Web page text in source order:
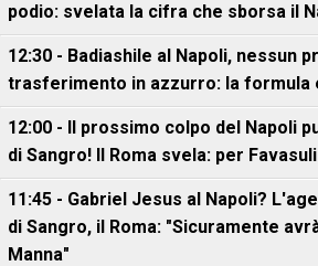
podio: svelata la cifra che sborsa il
12:30 - Badiashile al Napoli, nessun
trasferimento in azzurro: la
12:00 - Il prossimo colpo del Napoli
di Sangro! Il Roma svela: per
11:45 - Gabriel Jesus al Napoli?
di Sangro, il Roma: "Sicuramente
Manna"